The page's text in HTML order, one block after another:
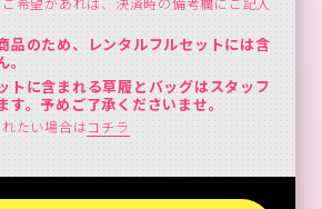
希望があれば、決済時の備考欄にご記入
品のため、レンタルフルセットには含
。
トに含まれる草履とバッグはスタッフ
す。予めご了承くださいませ。
たい場合はコチラ